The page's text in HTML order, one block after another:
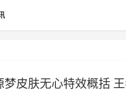
皮肤无心特效概括